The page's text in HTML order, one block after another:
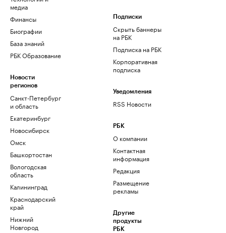
медиа
Финансы
Биографии
База знаний
РБК Образование
Новости
регионов
Санкт-Петербург
и область
Екатеринбург
Новосибирск
Омск
Башкортостан
Вологодская
область
Калининград
Краснодарский
край
Нижний
Новгород
Подписки
Скрыть баннеры
на РБК
Подписка на РБК
Корпоративная
подписка
Уведомления
RSS Новости
РБК
О компании
Контактная
информация
Редакция
Размещение
рекламы
Другие
продукты
РБК